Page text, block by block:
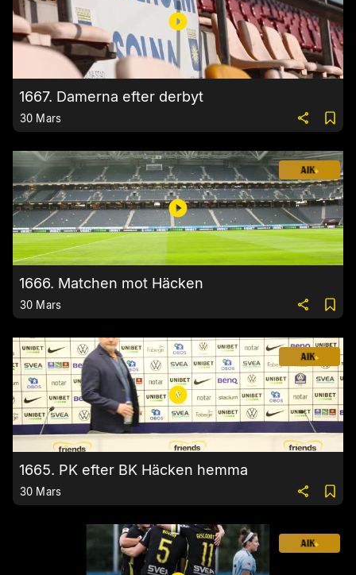
1667. Damerna efter derbyt
30 Mars
1666. Matchen mot Häcken
30 Mars
1665. PK efter BK Häcken hemma
30 Mars